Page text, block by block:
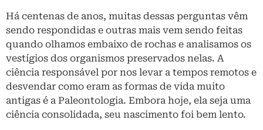
Há centenas de anos, muitas dessas perguntas vêm
sendo respondidas e outras mais vem sendo feitas
quando olhamos embaixo de rochas e analisamos os
vestígios dos organismos preservados nelas. A
ciência responsável por nos levar a tempos remotos e
desvendar como eram as formas de vida muito
antigas é a Paleontologia. Embora hoje, ela seja uma
ciência consolidada, seu nascimento foi bem lento.